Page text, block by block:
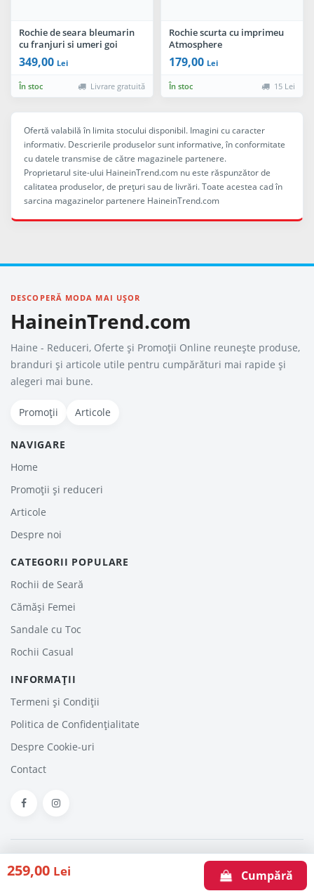
259,00 Lei Cumpără
Rochie de seara bleumarin
cu franjuri si umeri goi
349,00 Lei
În stoc Livrare gratuită
Rochie scurta cu imprimeu
Atmosphere
179,00 Lei
În stoc 15 Lei
Ofertă valabilă în limita stocului disponibil. Imagini cu caracter
informativ. Descrierile produselor sunt informative, în conformitate
cu datele transmise de către magazinele partenere.
Proprietarul site-ului HaineinTrend.com nu este răspunzător de
calitatea produselor, de preţuri sau de livrări. Toate acestea cad în
sarcina magazinelor partenere HaineinTrend.com
DESCOPERĂ MODA MAI UȘOR
HaineinTrend.com
Haine - Reduceri, Oferte şi Promoţii Online reunește produse,
branduri și articole utile pentru cumpărături mai rapide și
alegeri mai bune.
Promoții Articole
NAVIGARE
Home
Promoții și reduceri
Articole
Despre noi
CATEGORII POPULARE
Rochii de Seară
Cămăși Femei
Sandale cu Toc
Rochii Casual
INFORMAȚII
Termeni și Condiții
Politica de Confidențialitate
Despre Cookie-uri
Contact
HaineinTrend.com © 2026. Haine - Reduceri, Oferte şi Promoţii Online
ArticoleDespre noi